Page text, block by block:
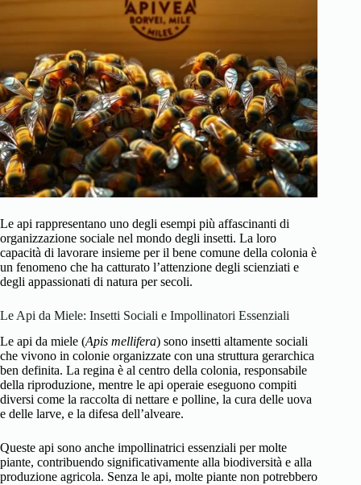
Le api rappresentano uno degli esempi più affascinanti di
organizzazione sociale nel mondo degli insetti. La loro
capacità di lavorare insieme per il bene comune della colonia è
un fenomeno che ha catturato l’attenzione degli scienziati e
degli appassionati di natura per secoli.
Le Api da Miele: Insetti Sociali e Impollinatori Essenziali
Le api da miele (Apis mellifera) sono insetti altamente sociali
che vivono in colonie organizzate con una struttura gerarchica
ben definita. La regina è al centro della colonia, responsabile
della riproduzione, mentre le api operaie eseguono compiti
diversi come la raccolta di nettare e polline, la cura delle uova
e delle larve, e la difesa dell’alveare.
Queste api sono anche impollinatrici essenziali per molte
piante, contribuendo significativamente alla biodiversità e alla
produzione agricola. Senza le api, molte piante non potrebbero